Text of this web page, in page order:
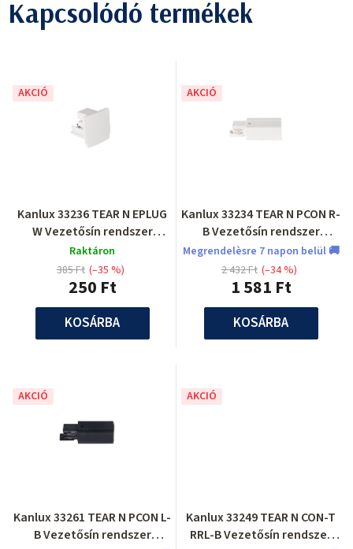
Kapcsolódó termékek
AKCIÓ
Kanlux 33236 TEAR N EPLUG
W Vezetősín rendszer
tartozék
Raktáron
250 Ft
385 Ft (–35 %)
KOSÁRBA
AKCIÓ
Kanlux 33234 TEAR N PCON R-
B Vezetősín rendszer
tartozék
Megrendelèsre 7 napon belül 🚚
1 581 Ft
2 432 Ft (–34 %)
KOSÁRBA
AKCIÓ
Kanlux 33261 TEAR N PCON L-
B Vezetősín rendszer
AKCIÓ
Kanlux 33249 TEAR N CON-T
RRL-B Vezetősín rendszer